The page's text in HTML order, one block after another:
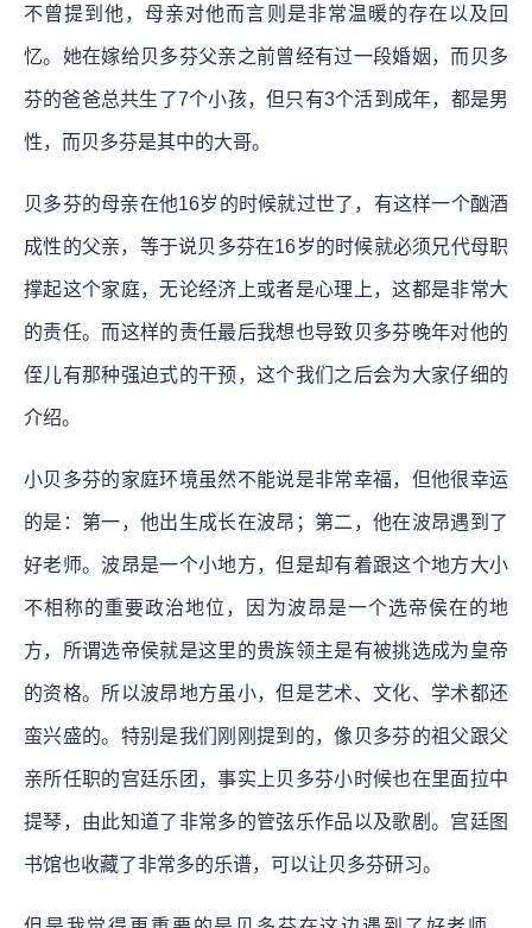
不曾提到他，母亲对他而言则是非常温暖的存在以及回
忆。她在嫁给贝多芬父亲之前曾经有过一段婚姻，而贝多
芬的爸爸总共生了7个小孩，但只有3个活到成年，都是男
性，而贝多芬是其中的大哥。
贝多芬的母亲在他16岁的时候就过世了，有这样一个酗酒
成性的父亲，等于说贝多芬在16岁的时候就必须兄代母职
撑起这个家庭，无论经济上或者是心理上，这都是非常大
的责任。而这样的责任最后我想也导致贝多芬晚年对他的
侄儿有那种强迫式的干预，这个我们之后会为大家仔细的
介绍。
小贝多芬的家庭环境虽然不能说是非常幸福，但他很幸运
的是：第一，他出生成长在波昂；第二，他在波昂遇到了
好老师。波昂是一个小地方，但是却有着跟这个地方大小
不相称的重要政治地位，因为波昂是一个选帝侯在的地
方，所谓选帝侯就是这里的贵族领主是有被挑选成为皇帝
的资格。所以波昂地方虽小，但是艺术、文化、学术都还
蛮兴盛的。特别是我们刚刚提到的，像贝多芬的祖父跟父
亲所任职的宫廷乐团，事实上贝多芬小时候也在里面拉中
提琴，由此知道了非常多的管弦乐作品以及歌剧。宫廷图
书馆也收藏了非常多的乐谱，可以让贝多芬研习。